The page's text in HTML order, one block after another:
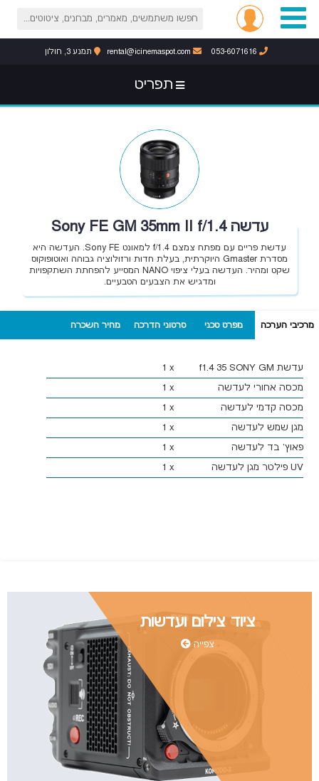
תמנע 3, חולון
תפריט
עדשה Sony FE GM 35mm II f/1.4
עדשת פריים עם מפתח צמצם f/1.4 למאונט Sony FE. העדשה היא
מסדרת Gmaster היוקרתית, בעלת חדות ורזולוציה גבוהה ואוטופוקוס
שקט ומהיר. העדשה בעלי ציפוי NANO המסייע להפחתת השתקפויות
ומדגיש את הצבעים הטבעיים.
מרכיבי הערכה מפרט טכני סרטוני הדרכה
מחיר השכרה
עדשת SONY GM
35
f1.4
x
1
מכסה אחורי לעדשה
x
1
מכסה קדמי לעדשה
x
1
מגן שמש לעדשה
x
1
פאוץ' בד לעדשה
x
1
UV פילטר מגן לעדשה
x
1
ציוד צילום ועדשות
צפייה